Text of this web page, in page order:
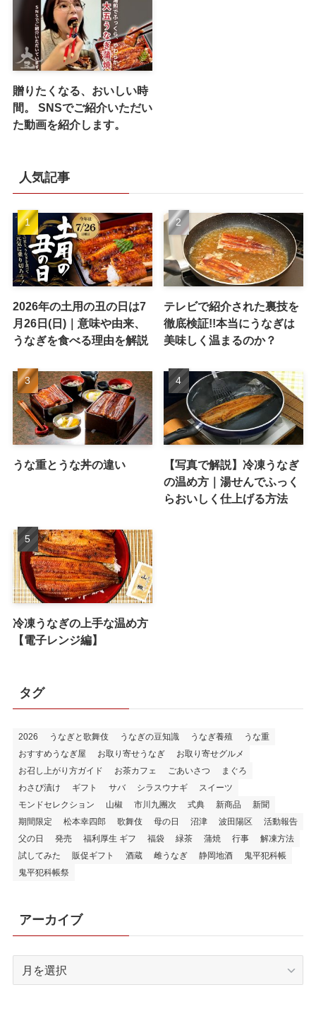
贈りたくなる、おいしい時
間。 SNSでご紹介いただい
た動画を紹介します。
人気記事
2026年の土用の丑の日は7
月26日(日)｜意味や由来、
うなぎを食べる理由を解説
テレビで紹介された裏技を
徹底検証!!本当にうなぎは
美味しく温まるのか？
うな重とうな丼の違い
【写真で解説】冷凍うなぎ
の温め方｜湯せんでふっく
らおいしく仕上げる方法
冷凍うなぎの上手な温め方
【電子レンジ編】
タグ
2026 うなぎと歌舞伎 うなぎの豆知識 うなぎ養殖
うな重
おすすめうなぎ屋
お取り寄せうなぎ
お取り寄せグルメ
お召し上がり方ガイド
お茶カフェ ごあいさつ
まぐろ
わさび漬け
ギフト サバ シラスウナギ
スイーツ
モンドセレクション
山椒 市川九團次 式典 新商品
新聞
期間限定
松本幸四郎 歌舞伎 母の日 沼津 波田陽区
活動報告
父の日
発売 福利厚生 ギフ 福袋 緑茶 蒲焼 行事
解凍方法
試してみた
販促ギフト 酒蔵 雌うなぎ 静岡地酒
鬼平犯科帳
鬼平犯科帳祭
アーカイブ